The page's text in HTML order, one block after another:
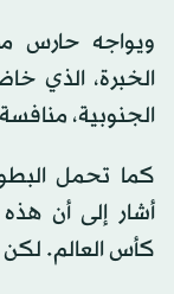
ويواجه
الجنوبية،
كما تحمل
أشار إلى أن
كأس العالم.